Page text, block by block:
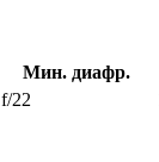
Мин. диафр.
f/22